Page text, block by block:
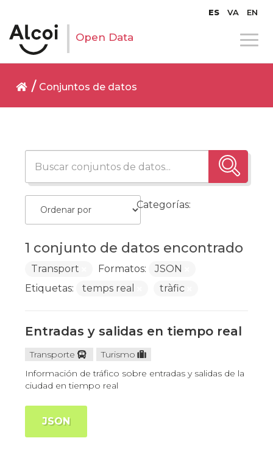
ES VA EN
Open Data
Conjuntos de datos
1 conjunto de datos encontrado
Categorías:
Transport Formatos:
JSON
Etiquetas:
temps real tràfic
Entradas y salidas en tiempo real
Transporte
Turismo
Información de tráfico sobre entradas y salidas de la
ciudad en tiempo real
JSON